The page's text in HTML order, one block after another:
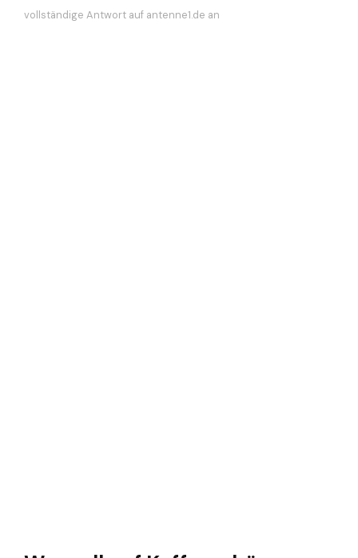
vollständige Antwort auf antenne1.de an